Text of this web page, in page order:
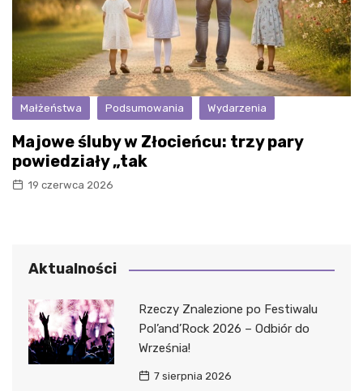
Małżeństwa Podsumowania Wydarzenia
Majowe śluby w Złocieńcu: trzy pary
powiedziały „tak
19 czerwca 2026
Aktualności
Rzeczy Znalezione po Festiwalu
Pol’and’Rock 2026 – Odbiór do
Września!
7 sierpnia 2026